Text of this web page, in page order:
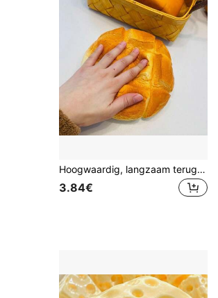
Hoogwaardig, langzaam terugverend, zacht ananasvormig knijpspeeltje, stressverlichtend speeltje, uniek verjaardagscadeau
3.84€